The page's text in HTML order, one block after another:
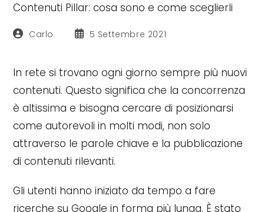
Contenuti Pillar: cosa sono e come sceglierli
Autore
Carlo
Articolo5 Settembre 2021
In rete si trovano ogni giorno sempre più nuovi
contenuti. Questo significa che la concorrenza
è altissima e bisogna cercare di posizionarsi
come autorevoli in molti modi, non solo
attraverso le parole chiave e la pubblicazione
di contenuti rilevanti.
Gli utenti hanno iniziato da tempo a fare
ricerche su Google in forma più lunga. È stato